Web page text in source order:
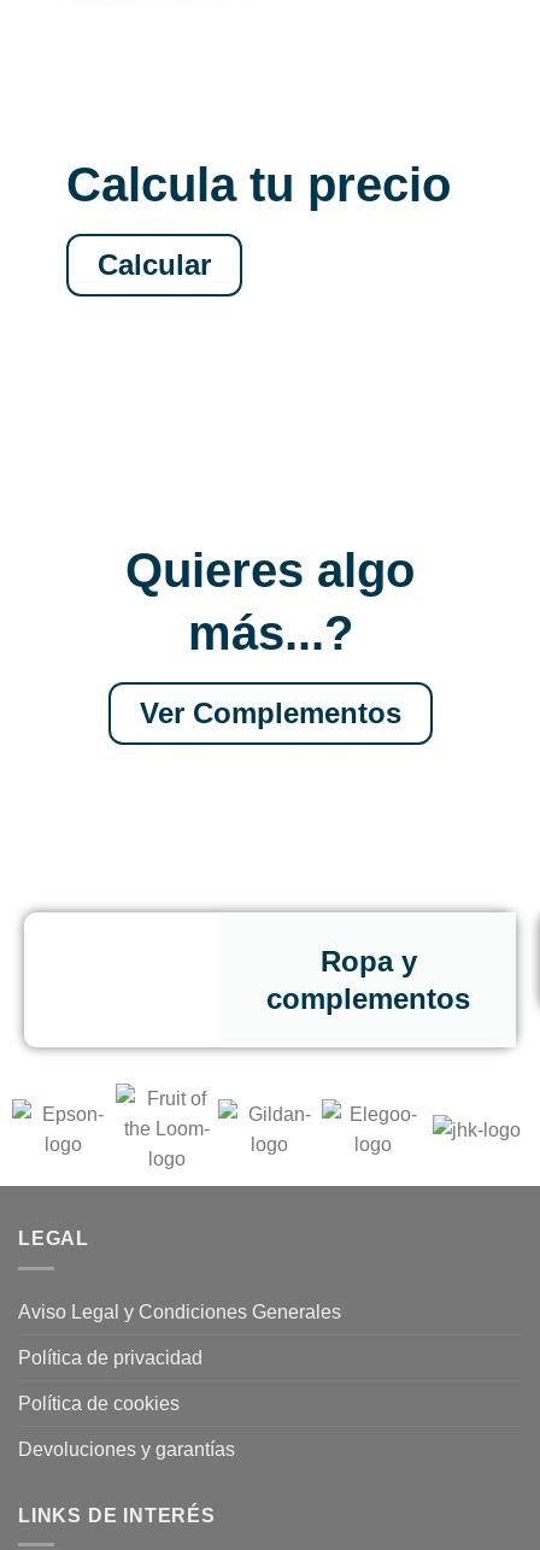
Calcula tu precio
Calcular
Quieres algo
más...?
Ver Complementos
Ropa y
complementos
LEGAL
Aviso Legal y Condiciones Generales
Política de privacidad
Política de cookies
Devoluciones y garantías
LINKS DE INTERÉS